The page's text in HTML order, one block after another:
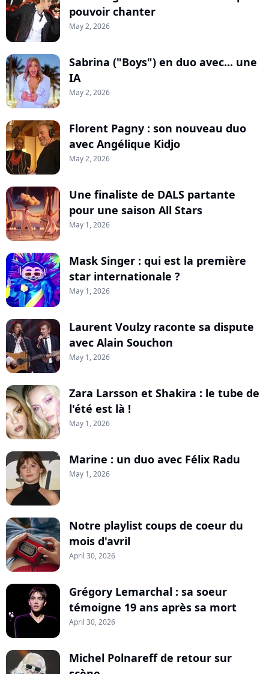
pouvoir chanter
May 2, 2026
Sabrina ("Boys") en duo avec... une
IA
May 2, 2026
Florent Pagny : son nouveau duo
avec Angélique Kidjo
May 2, 2026
Une finaliste de DALS partante
pour une saison All Stars
May 1, 2026
Mask Singer : qui est la première
star internationale ?
May 1, 2026
Laurent Voulzy raconte sa dispute
avec Alain Souchon
May 1, 2026
Zara Larsson et Shakira : le tube de
l'été est là !
May 1, 2026
Marine : un duo avec Félix Radu
May 1, 2026
Notre playlist coups de coeur du
mois d'avril
April 30, 2026
Grégory Lemarchal : sa soeur
témoigne 19 ans après sa mort
April 30, 2026
Michel Polnareff de retour sur